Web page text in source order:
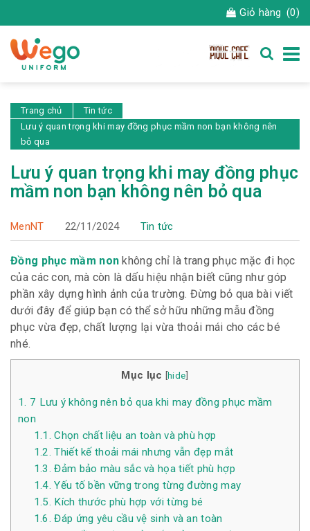
Giỏ hàng (0)
Trang chủ
Tin tức
Lưu ý quan trọng khi may đồng phục mầm non bạn không nên
bỏ qua
Lưu ý quan trọng khi may đồng phục
mầm non bạn không nên bỏ qua
MenNT 22/11/2024 Tin tức
Đồng phục mầm non không chỉ là trang phục mặc đi học
của các con, mà còn là dấu hiệu nhận biết cũng như góp
phần xây dựng hình ảnh của trường. Đừng bỏ qua bài viết
dưới đây để giúp bạn có thể sở hữu những mẫu đồng
phục vừa đẹp, chất lượng lại vừa thoải mái cho các bé
nhé.
Mục lục [hide]
1. 7 Lưu ý không nên bỏ qua khi may đồng phục mầm
non
1.1. Chọn chất liệu an toàn và phù hợp
1.2. Thiết kế thoải mái nhưng vẫn đẹp mắt
1.3. Đảm bảo màu sắc và họa tiết phù hợp
1.4. Yếu tố bền vững trong từng đường may
1.5. Kích thước phù hợp với từng bé
1.6. Đáp ứng yêu cầu vệ sinh và an toàn